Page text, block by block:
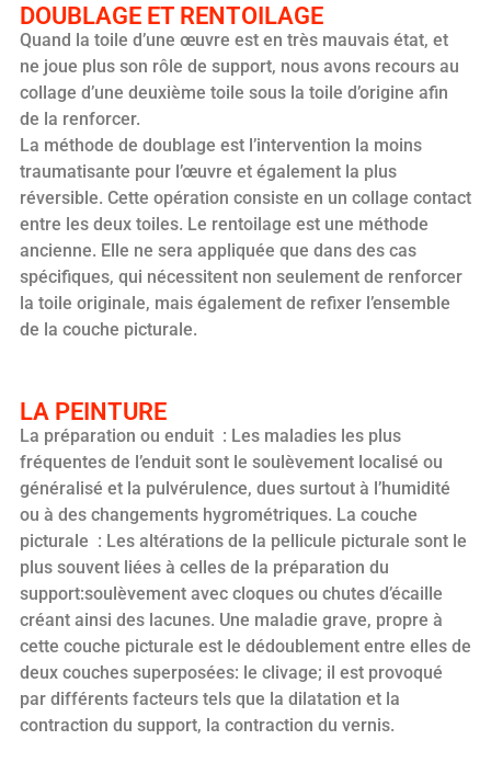
DOUBLAGE ET RENTOILAGE
Quand la toile d’une œuvre est en très mauvais état, et
ne joue plus son rôle de support, nous avons recours au
collage d’une deuxième toile sous la toile d’origine afin
de la renforcer.
La méthode de doublage est l’intervention la moins
traumatisante pour l’œuvre et également la plus
réversible. Cette opération consiste en un collage contact
entre les deux toiles. Le rentoilage est une méthode
ancienne. Elle ne sera appliquée que dans des cas
spécifiques, qui nécessitent non seulement de renforcer
la toile originale, mais également de refixer l’ensemble
de la couche picturale.
LA PEINTURE
La préparation ou enduit : Les maladies les plus
fréquentes de l’enduit sont le soulèvement localisé ou
généralisé et la pulvérulence, dues surtout à l’humidité
ou à des changements hygrométriques. La couche
picturale : Les altérations de la pellicule picturale sont le
plus souvent liées à celles de la préparation du
support:soulèvement avec cloques ou chutes d’écaille
créant ainsi des lacunes. Une maladie grave, propre à
cette couche picturale est le dédoublement entre elles de
deux couches superposées: le clivage; il est provoqué
par différents facteurs tels que la dilatation et la
contraction du support, la contraction du vernis.